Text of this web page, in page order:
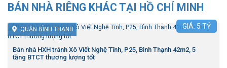
BÁN NHÀ RIÊNG KHÁC TẠI HỒ CHÍ MINH
QUẬN BÌNH THẠNH GIÁ:5TỶ
Bán nhà HXH tránh Xô Viết Nghệ Tĩnh, P25, Bình Thạnh 42m2, 5
tầng BTCT thương lượng tốt